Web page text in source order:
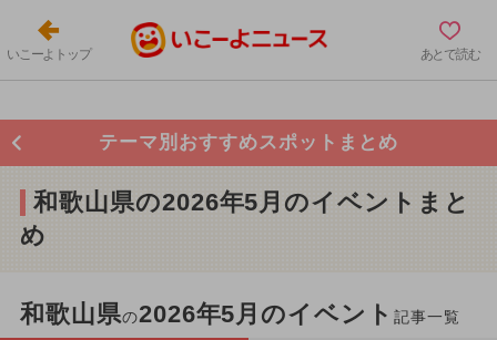
いこーよトップ あとで読む
テーマ別おすすめスポットまとめ
和歌山県の2026年5月のイベントまと
め
和歌山県の2026年5月のイベント記事一覧